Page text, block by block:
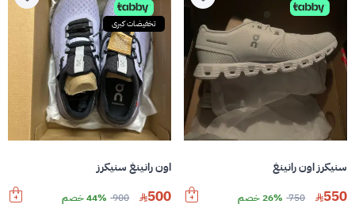
سنيكرز اون رانينغ
550
750 26% خصم
تخفيضات كبرى
اون رانينغ سنيكرز
500
900 44% خصم